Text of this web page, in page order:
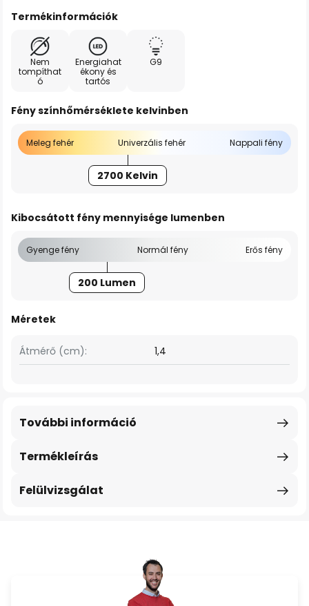
Termékinformációk
Nem
tompíthat
ó
Energiahat
ékony és
tartós
G9
Fény színhőmérséklete kelvinben
Meleg fehér Univerzális fehér Nappali fény
2700 Kelvin
Kibocsátott fény mennyisége lumenben
Gyenge fény Normál fény Erős fény
200 Lumen
Méretek
Átmérő (cm): 1,4
Termékleírás
További információ
Felülvizsgálat